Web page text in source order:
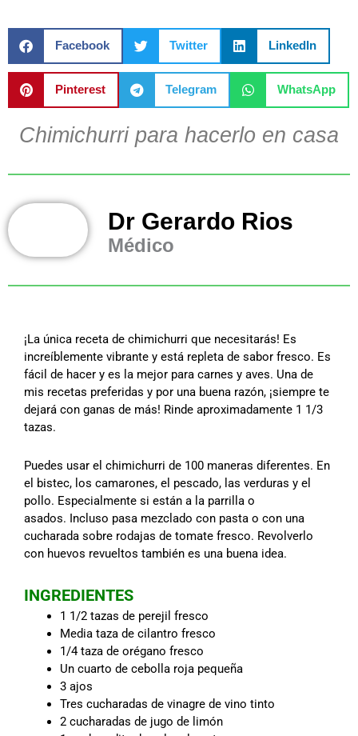
Facebook Twitter LinkedIn
Pinterest Telegram WhatsApp
Chimichurri para hacerlo en casa
Dr Gerardo Rios
Médico
¡La única receta de chimichurri que necesitarás! Es
increíblemente vibrante y está repleta de sabor fresco. Es
fácil de hacer y es la mejor para carnes y aves. Una de
mis recetas preferidas y por una buena razón, ¡siempre te
dejará con ganas de más! Rinde aproximadamente 1 1/3
tazas.
Puedes usar el chimichurri de 100 maneras diferentes. En
el bistec, los camarones, el pescado, las verduras y el
pollo. Especialmente si están a la parrilla o
asados. Incluso pasa mezclado con pasta o con una
cucharada sobre rodajas de tomate fresco. Revolverlo
con huevos revueltos también es una buena idea.
INGREDIENTES
1 1/2 tazas de perejil fresco
Media taza de cilantro fresco
1/4 taza de orégano fresco
Un cuarto de cebolla roja pequeña
3 ajos
Tres cucharadas de vinagre de vino tinto
2 cucharadas de jugo de limón